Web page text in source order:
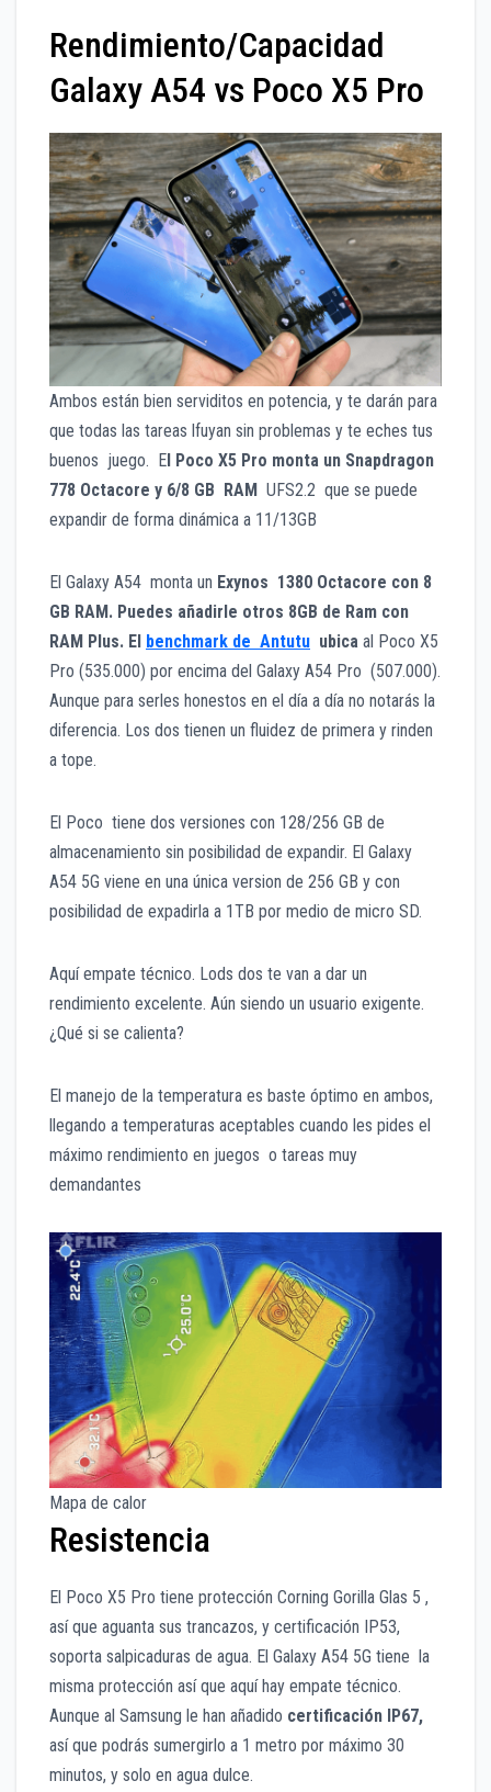
Rendimiento/Capacidad
Galaxy A54 vs Poco X5 Pro
Ambos están bien serviditos en potencia, y te darán para
que todas las tareas lfuyan sin problemas y te eches tus
buenos juego. El Poco X5 Pro monta un Snapdragon
778 Octacore y 6/8 GB RAM UFS2.2 que se puede
expandir de forma dinámica a 11/13GB
El Galaxy A54 monta un Exynos 1380 Octacore con 8
GB RAM. Puedes añadirle otros 8GB de Ram con
RAM Plus. El benchmark de Antutu ubica al Poco X5
Pro (535.000) por encima del Galaxy A54 Pro (507.000).
Aunque para serles honestos en el día a día no notarás la
diferencia. Los dos tienen un fluidez de primera y rinden
a tope.
El Poco tiene dos versiones con 128/256 GB de
almacenamiento sin posibilidad de expandir. El Galaxy
A54 5G viene en una única version de 256 GB y con
posibilidad de expadirla a 1TB por medio de micro SD.
Aquí empate técnico. Lods dos te van a dar un
rendimiento excelente. Aún siendo un usuario exigente.
¿Qué si se calienta?
El manejo de la temperatura es baste óptimo en ambos,
llegando a temperaturas aceptables cuando les pides el
máximo rendimiento en juegos o tareas muy
demandantes
Mapa de calor
Resistencia
El Poco X5 Pro tiene protección Corning Gorilla Glas 5 ,
así que aguanta sus trancazos, y certificación IP53,
soporta salpicaduras de agua. El Galaxy A54 5G tiene la
misma protección así que aquí hay empate técnico.
Aunque al Samsung le han añadido certificación IP67,
así que podrás sumergirlo a 1 metro por máximo 30
minutos, y solo en agua dulce.